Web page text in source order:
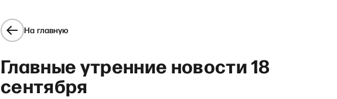
На главную
Главные утренние новости 18
сентября